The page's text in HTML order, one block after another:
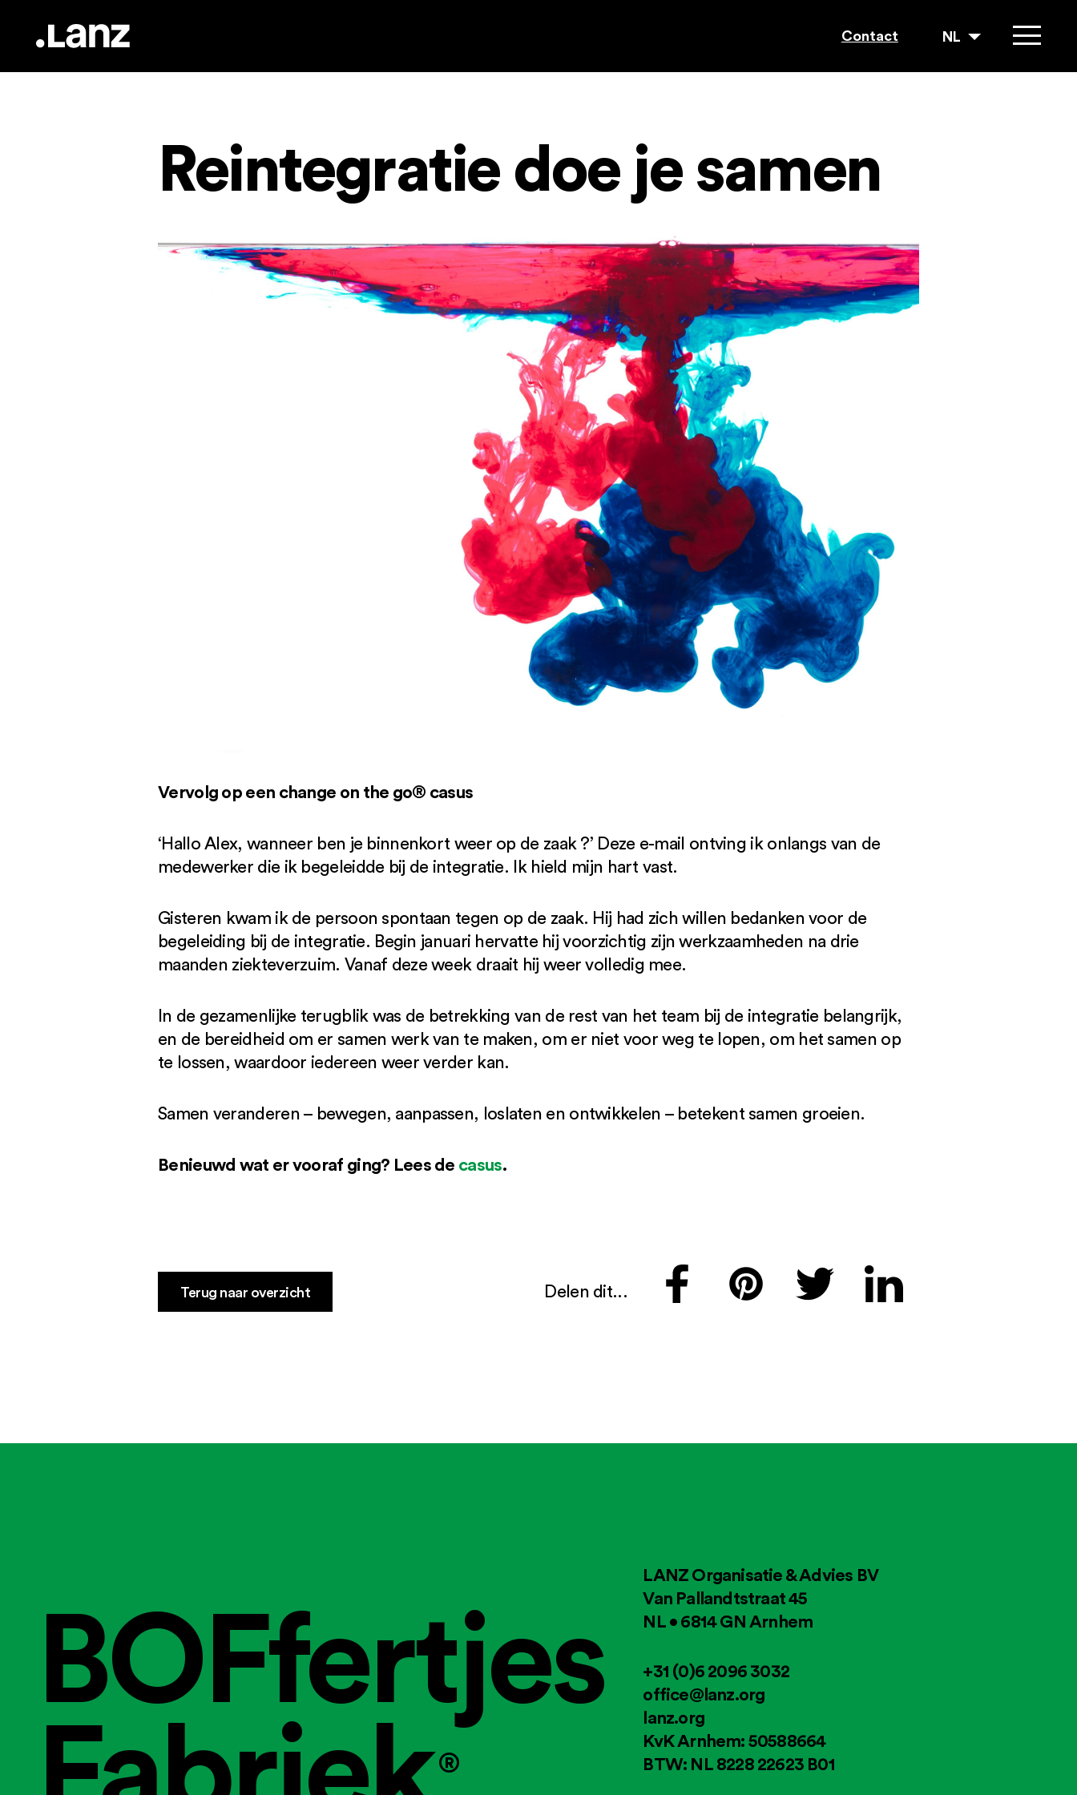
Contact NL
Reintegratie doe je samen
Vervolg op een change on the go® casus
‘Hallo Alex, wanneer ben je binnenkort weer op de zaak ?’ Deze e-mail ontving ik onlangs van de
medewerker die ik begeleidde bij de integratie. Ik hield mijn hart vast.
Gisteren kwam ik de persoon spontaan tegen op de zaak. Hij had zich willen bedanken voor de
begeleiding bij de integratie. Begin januari hervatte hij voorzichtig zijn werkzaamheden na drie
maanden ziekteverzuim. Vanaf deze week draait hij weer volledig mee.
In de gezamenlijke terugblik was de betrekking van de rest van het team bij de integratie belangrijk,
en de bereidheid om er samen werk van te maken, om er niet voor weg te lopen, om het samen op
te lossen, waardoor iedereen weer verder kan.
Samen veranderen – bewegen, aanpassen, loslaten en ontwikkelen – betekent samen groeien.
Benieuwd wat er vooraf ging? Lees de casus.
Terug naar overzicht Delen dit...
BOFfertjes
®
LANZ Organisatie & Advies BV
Van Pallandtstraat 45
NL • 6814 GN Arnhem
+31 (0)6 2096 3032
office@lanz.org
lanz.org
KvK Arnhem: 50588664
BTW: NL 8228 22623 B01